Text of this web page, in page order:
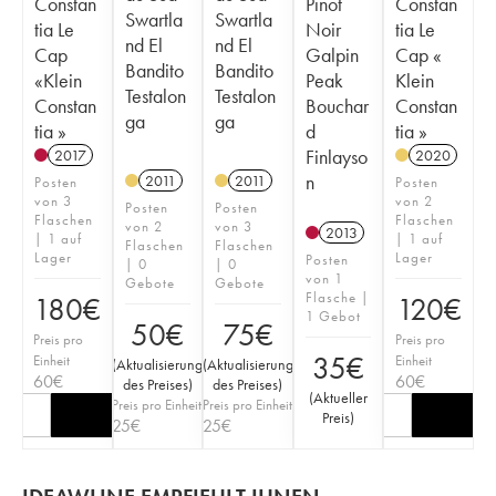
tia Le
Cap
«Klein
Constan
tia »
2017
Posten
von 3
Flaschen
| 1 auf
Lager
180€
Preis pro
Einheit
60€
Swartla
nd El
Bandito
Testalon
ga
2011
Posten
von 2
Flaschen
| 0
Gebote
50€
(Aktualisierung
des Preises)
Preis pro Einheit
25€
Swartla
nd El
Bandito
Testalon
ga
2011
Posten
von 3
Flaschen
| 0
Gebote
75€
(Aktualisierung
des Preises)
Preis pro Einheit
25€
Noir
Galpin
Peak
Bouchar
d
Finlayso
n
2013
Posten
von 1
Flasche |
1 Gebot
35€
(Aktueller
Preis)
tia Le
Cap «
Klein
Constan
tia »
2020
Posten
von 2
Flaschen
| 1 auf
Lager
120€
Preis pro
Einheit
60€